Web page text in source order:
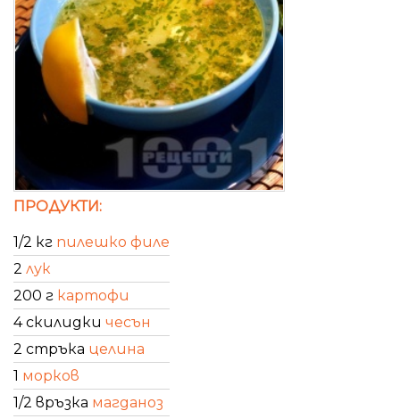
ПРОДУКТИ:
1/2 кг пилешко филе
2 лук
200 г картофи
4 скилидки чесън
2 стръка целина
1 морков
1/2 връзка магданоз